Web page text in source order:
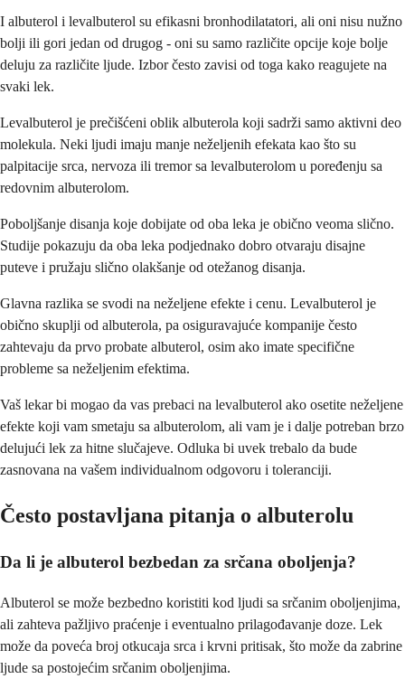
I albuterol i levalbuterol su efikasni bronhodilatatori, ali oni nisu nužno
bolji ili gori jedan od drugog - oni su samo različite opcije koje bolje
deluju za različite ljude. Izbor često zavisi od toga kako reagujete na
svaki lek.
Levalbuterol je prečišćeni oblik albuterola koji sadrži samo aktivni deo
molekula. Neki ljudi imaju manje neželjenih efekata kao što su
palpitacije srca, nervoza ili tremor sa levalbuterolom u poređenju sa
redovnim albuterolom.
Poboljšanje disanja koje dobijate od oba leka je obično veoma slično.
Studije pokazuju da oba leka podjednako dobro otvaraju disajne
puteve i pružaju slično olakšanje od otežanog disanja.
Glavna razlika se svodi na neželjene efekte i cenu. Levalbuterol je
obično skuplji od albuterola, pa osiguravajuće kompanije često
zahtevaju da prvo probate albuterol, osim ako imate specifične
probleme sa neželjenim efektima.
Vaš lekar bi mogao da vas prebaci na levalbuterol ako osetite neželjene
efekte koji vam smetaju sa albuterolom, ali vam je i dalje potreban brzo
delujući lek za hitne slučajeve. Odluka bi uvek trebalo da bude
zasnovana na vašem individualnom odgovoru i toleranciji.
Često postavljana pitanja o albuterolu
Da li je albuterol bezbedan za srčana oboljenja?
Albuterol se može bezbedno koristiti kod ljudi sa srčanim oboljenjima,
ali zahteva pažljivo praćenje i eventualno prilagođavanje doze. Lek
može da poveća broj otkucaja srca i krvni pritisak, što može da zabrine
ljude sa postojećim srčanim oboljenjima.